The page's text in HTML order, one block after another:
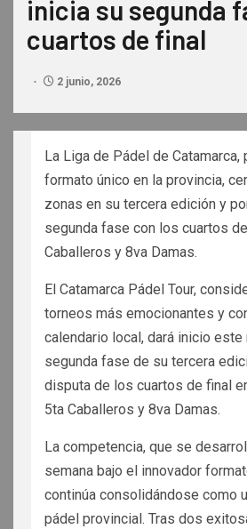
inicia su segunda
cuartos de final
2 junio, 2026
La Liga de Pádel de Catamarca,
formato único en la provincia,
zonas en su tercera edición y
segunda fase con los cuartos
Caballeros y 8va Damas.
El Catamarca Pádel Tour,
torneos más emocionantes y
calendario local, dará inicio
segunda fase de su tercera
disputa de los cuartos de final
5ta Caballeros y 8va Damas.
La competencia, que se
semana bajo el innovador
continúa consolidándose como
pádel provincial. Tras dos